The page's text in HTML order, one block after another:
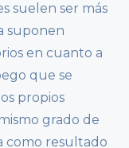
suelen ser más
suponen
en cuanto a
que se
propios
grado de
como resultado